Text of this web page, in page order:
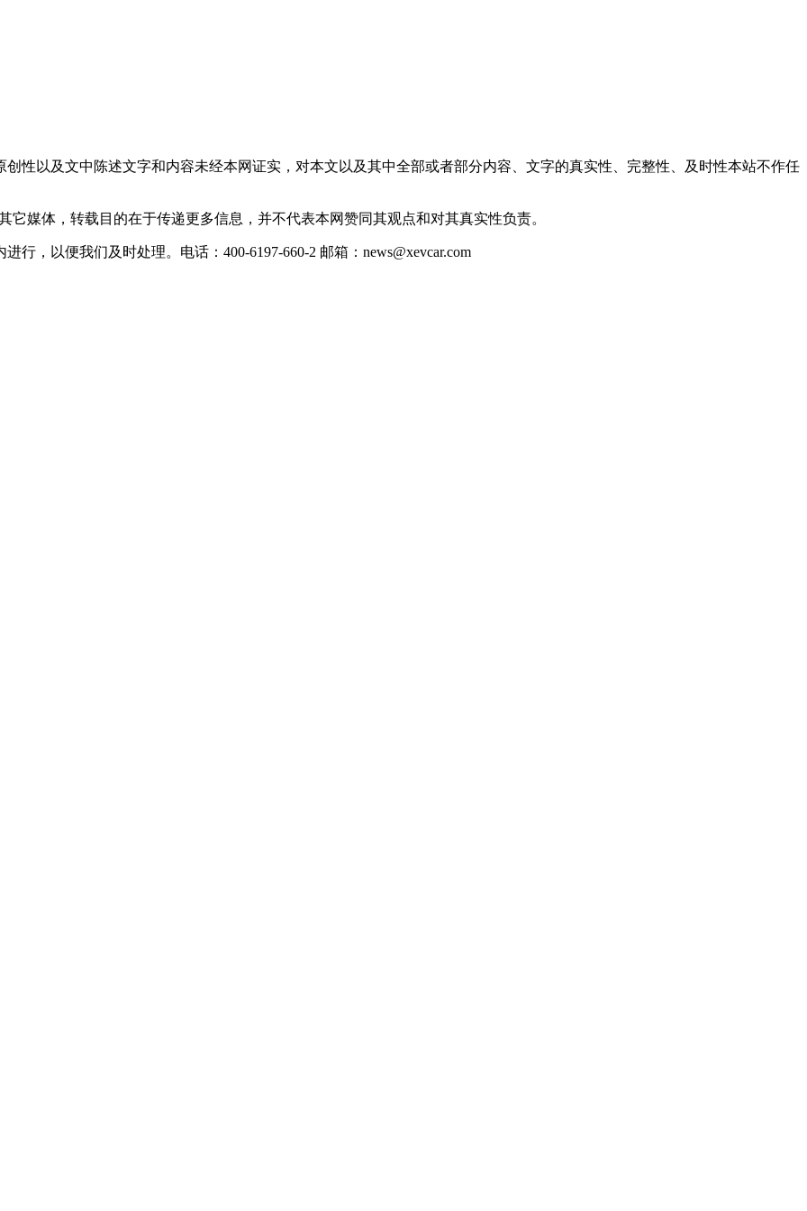
性以及文中陈述文字和内容未经本网证实，对本文以及其中全部或者部分内容、文字的真实性、完整性、及时性本站不作任
媒体，转载目的在于传递更多信息，并不代表本网赞同其观点和对其真实性负责。
，以便我们及时处理。电话：400-6197-660-2 邮箱：news@xevcar.com